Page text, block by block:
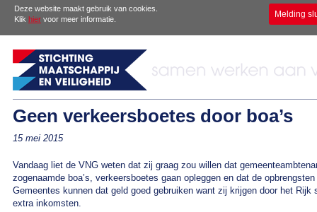
Deze website maakt gebruik van cookies.
Klik hier voor meer informatie. Melding
Geen verkeersboetes door boa’s
15 mei 2015
Vandaag liet de VNG weten dat zij graag zou willen dat
zogenaamde boa’s, verkeersboetes gaan opleggen en dat de
Gemeentes kunnen dat geld goed gebruiken want zij krijgen door het
extra inkomsten.